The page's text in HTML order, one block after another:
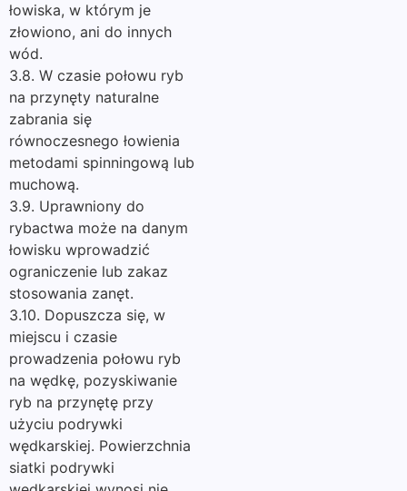
łowiska, w którym je
złowiono, ani do innych
wód.
3.8. W czasie połowu ryb
na przynęty naturalne
zabrania się
równoczesnego łowienia
metodami spinningową lub
muchową.
3.9. Uprawniony do
rybactwa może na danym
łowisku wprowadzić
ograniczenie lub zakaz
stosowania zanęt.
3.10. Dopuszcza się, w
miejscu i czasie
prowadzenia połowu ryb
na wędkę, pozyskiwanie
ryb na przynętę przy
użyciu podrywki
wędkarskiej. Powierzchnia
siatki podrywki